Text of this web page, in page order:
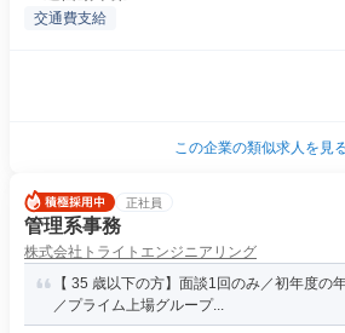
交通費支給
この企業の類似求人を見
正社員
管理系事務
株式会社トライトエンジニアリング
【 35 歳以下の方】面談1回のみ／初年度の
／プライム上場グループ...